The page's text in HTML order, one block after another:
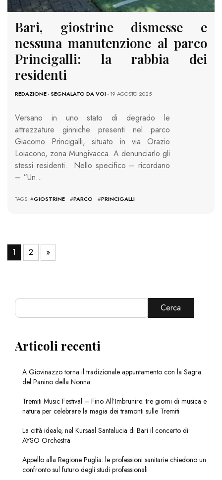
Bari, giostrine dismesse e
nessuna manutenzione al parco
Princigalli: la rabbia dei
residenti
REDAZIONE-SEGNALATO DA VOI- 19 AGOSTO 2025
Versano in uno stato di degrado le
attrezzature ginniche presenti nel parco
Giacomo Princigalli, situato in via Orazio
Loiacono, zona Mungivacca. A denunciarlo gli
stessi residenti. Nello specifico – ricordano
– “Un…
TAGS: #GIOSTRINE #PARCO #PRINCIGALLI
1 2 »
Cerca
Articoli recenti
A Giovinazzo torna il tradizionale appuntamento con la Sagra
del Panino della Nonna
Tremiti Music Festival – Fino All’Imbrunire: tre giorni di musica e
natura per celebrare la magia dei tramonti sulle Tremiti
La città ideale, nel Kursaal Santalucia di Bari il concerto di
AYSO Orchestra
Appello alla Regione Puglia: le professioni sanitarie chiedono un
confronto sul futuro degli studi professionali